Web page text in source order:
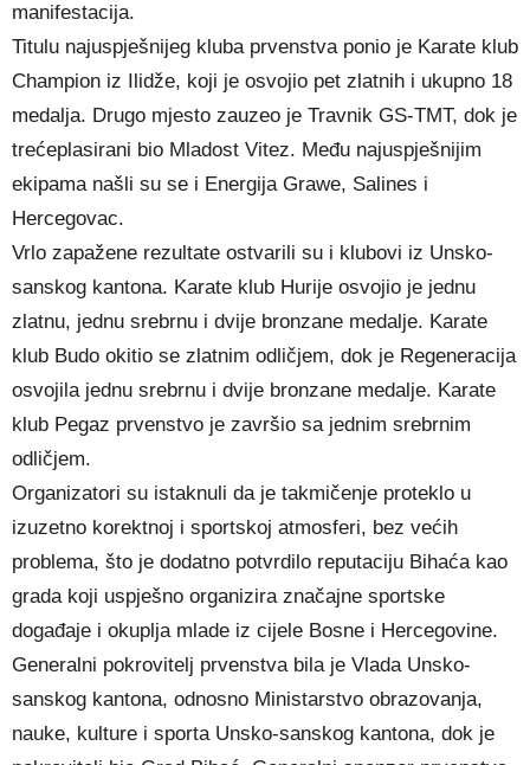
manifestacija.
Titulu najuspješnijeg kluba prvenstva ponio je Karate klub
Champion iz Ilidže, koji je osvojio pet zlatnih i ukupno 18
medalja. Drugo mjesto zauzeo je Travnik GS-TMT, dok je
trećeplasirani bio Mladost Vitez. Među najuspješnijim
ekipama našli su se i Energija Grawe, Salines i
Hercegovac.
Vrlo zapažene rezultate ostvarili su i klubovi iz Unsko-
sanskog kantona. Karate klub Hurije osvojio je jednu
zlatnu, jednu srebrnu i dvije bronzane medalje. Karate
klub Budo okitio se zlatnim odličjem, dok je Regeneracija
osvojila jednu srebrnu i dvije bronzane medalje. Karate
klub Pegaz prvenstvo je završio sa jednim srebrnim
odličjem.
Organizatori su istaknuli da je takmičenje proteklo u
izuzetno korektnoj i sportskoj atmosferi, bez većih
problema, što je dodatno potvrdilo reputaciju Bihaća kao
grada koji uspješno organizira značajne sportske
događaje i okuplja mlade iz cijele Bosne i Hercegovine.
Generalni pokrovitelj prvenstva bila je Vlada Unsko-
sanskog kantona, odnosno Ministarstvo obrazovanja,
nauke, kulture i sporta Unsko-sanskog kantona, dok je